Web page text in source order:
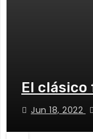
El clásico
Jun 18, 2022